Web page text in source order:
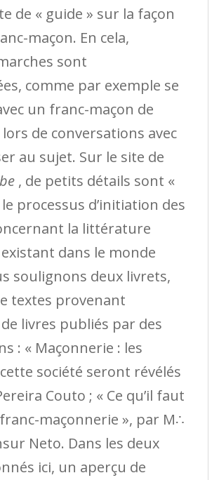
de « guide » sur la façon
maçon. En cela,
sont
comme par exemple se
un franc-maçon de
de conversations avec
au sujet. Sur le site de
, de petits détails sont «
processus d’initiation des
la littérature
dans le monde
soulignons deux livrets,
textes provenant
livres publiés par des
: « Maçonnerie : les
société seront révélés
Couto ; « Ce qu’il faut
maçonnerie », par M∴
Neto. Dans les deux
ici, un aperçu de